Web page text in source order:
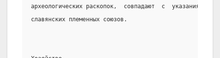
археологических раскопок,  совпадают  с  указаниями
славянских племенных союзов.